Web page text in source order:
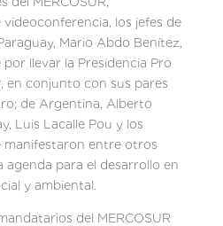
los jefes de
Mario Abdo Benítez,
llevar la Presidencia Pro
en conjunto con sus pares
de Argentina, Alberto
Luis Lacalle Pou y los
manifestaron entre otros
agenda para el desarrollo en
y ambiental.
del MERCOSUR